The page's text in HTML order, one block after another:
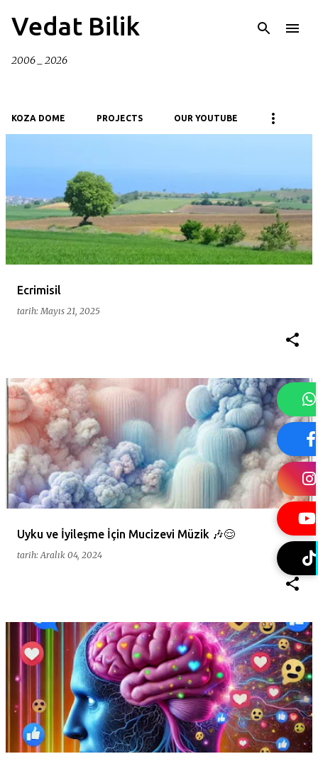
Ana içeriğe atla
Vedat Bilik
2006 _ 2026
KOZA DOME PROJECTS OUR YOUTUBE
y
t
l
Ecrimisil
tarih:Mayıs 21, 2025
Uyku ve İyileşme İçin Mucizevi Müzik 🎶😌
tarih:Aralık 04, 2024